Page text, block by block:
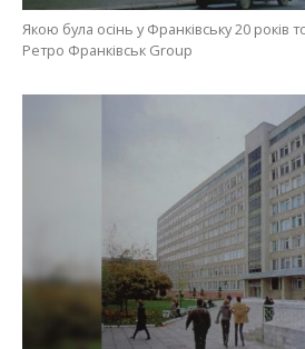
Якою була осінь у Франківську 20 років
Ретро Франківськ Group